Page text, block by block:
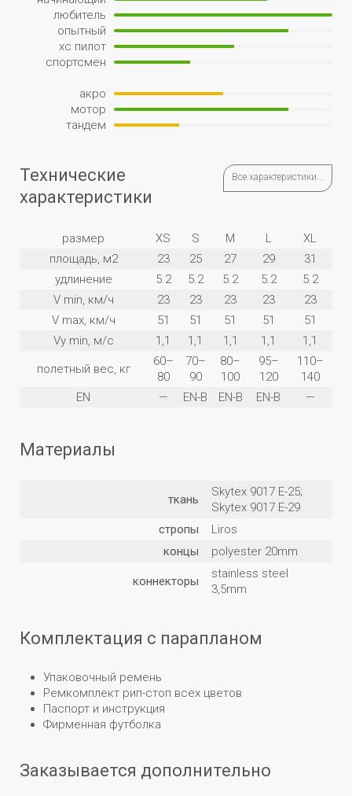
любитель
опытный
xc пилот
спортсмен
акро
мотор
тандем
Технические
характеристики
Все характеристики...
размер XS S M L
XL
площадь, м2
23 25 27 29
31
удлинение
5.2 5.2 5.2 5.2
5.2
V min, км/ч
23 23 23 23
23
V max, км/ч
51 51 51 51
51
Vy min, м/с
1,1 1,1 1,1 1,1
1,1
полетный вес, кг
60–
80
70–
90
80–
100
95–
120
110–
140
EN
— EN-B EN-B EN-B —
Материалы
ткань
Skytex 9017 E-25;
Skytex 9017 E-29
стропы
Liros
концы
polyester 20mm
коннекторы
stainless steel
3,5mm
Комплектация с парапланом
Упаковочный ремень
Ремкомплект рип-стоп всех цветов
Паспорт и инструкция
Фирменная футболка
Заказывается дополнительно